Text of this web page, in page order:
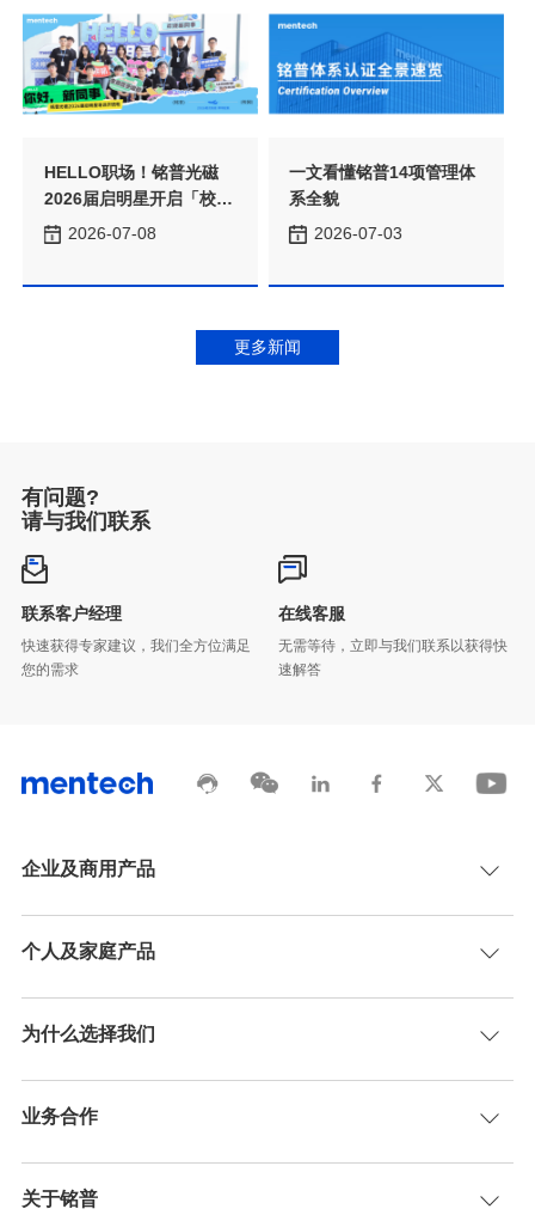
→职场」升级副本
2026-07-08
系全貌
2026-07-03
更多新闻
有问题?
请与我们联系
联系客户经理
您的需求
在线客服
速解答
企业及商用产品
个人及家庭产品
为什么选择我们
业务合作
关于铭普